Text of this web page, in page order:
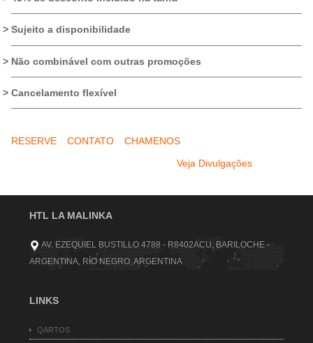
Sujeito a disponibilidade
Não combinável com outras promoções
Cancelamento flexível
RESERVE CONTATO
CHAMENOS
Veja Divulgações
HTL LA MALINKA
AV. EZEQUIEL BUSTILLO 4788 - R8402ACU, BARILOCHE -
ARGENTINA, RÍO NEGRO, ARGENTINA
LINKS
QARTOS